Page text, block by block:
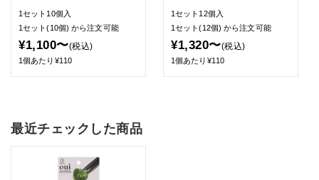
1セット10個入
1セット(10個)から注文可能
¥1,100〜(税込)
1個あたり¥110
1セット12個入
1セット(12個)から注文可能
¥1,320〜(税込)
1個あたり¥110
最近チェックした商品